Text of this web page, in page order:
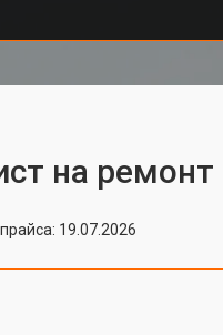
на
19.07.2026